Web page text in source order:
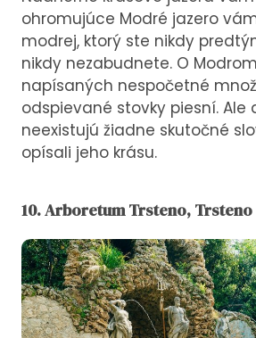
ohromujúce Modré jazero
modrej, ktorý ste nikdy
nikdy nezabudnete. O
napísaných nespočetné
odspievané stovky piesní. Ale
neexistujú žiadne skutočné
opísali jeho krásu.
10. Arboretum Trsteno, Trsteno